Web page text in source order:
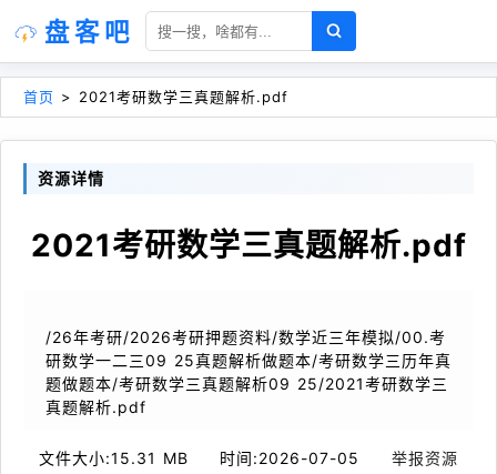
盘客吧
首页 > 2021考研数学三真题解析.pdf
资源详情
2021考研数学三真题解析.pdf
/26年考研/2026考研押题资料/数学近三年模拟/00.考
研数学一二三09 25真题解析做题本/考研数学三历年真
题做题本/考研数学三真题解析09 25/2021考研数学三
真题解析.pdf
文件大小:15.31 MB 时间:2026-07-05 举报资源